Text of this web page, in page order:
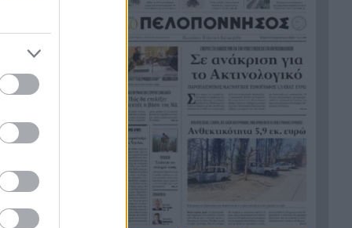
του
εργασίες τους
20:36 Το τελευταίο «αντίο» στην
τελετή αποτέφρωσης του
συντονιστή που σκοτώθηκε
μετά τη σύγκρουση
ελικοπτέρων στην Ψάθα,
ΦΩΤΟ
Στιγμές αγωνίας και θρίλερ
στο Αίγιο: Οδηγός λεωφορείου
έχασε τις αισθήσεις του και τη
ζωή του! ΦΩΤΟ